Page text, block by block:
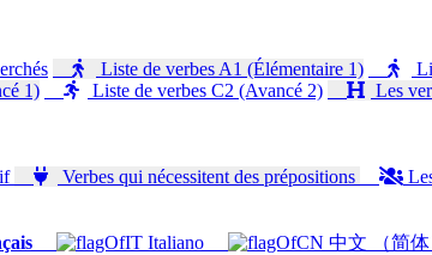
Liste de verbes A1 (Élémentaire 1)
1) Liste de verbes C2 (Avancé 2) Les
Verbes qui nécessitent des prépositions
Italiano
中文 （简体